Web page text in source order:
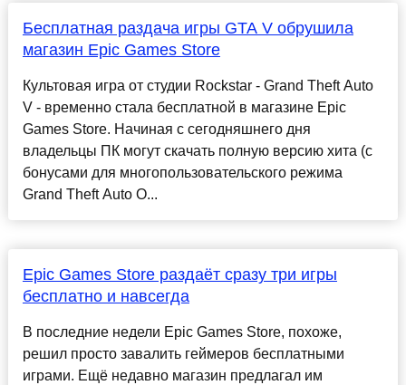
Бесплатная раздача игры GTA V обрушила
магазин Epic Games Store
Культовая игра от студии Rockstar - Grand Theft Auto
V - временно стала бесплатной в магазине Epic
Games Store. Начиная с сегодняшнего дня
владельцы ПК могут скачать полную версию хита (с
бонусами для многопользовательского режима
Grand Theft Auto O...
Epic Games Store раздаёт сразу три игры
бесплатно и навсегда
В последние недели Epic Games Store, похоже,
решил просто завалить геймеров бесплатными
играми. Ещё недавно магазин предлагал им